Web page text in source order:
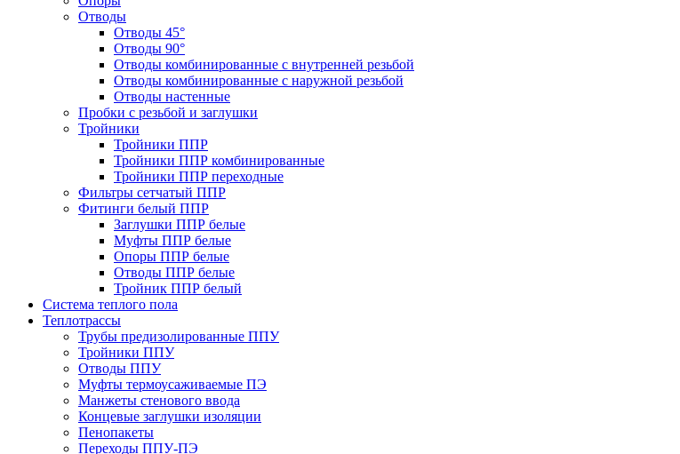
Отводы
Отводы 45°
Отводы 90°
Отводы комбинированные с внутренней резьбой
Отводы комбинированные с наружной резьбой
Отводы настенные
Пробки с резьбой и заглушки
Тройники
Тройники ППР
Тройники ППР комбинированные
Тройники ППР переходные
Фильтры сетчатый ППР
Фитинги белый ППР
Заглушки ППР белые
Муфты ППР белые
Опоры ППР белые
Отводы ППР белые
Тройник ППР белый
Система теплого пола
Теплотрассы
Трубы предизолированные ППУ
Тройники ППУ
Отводы ППУ
Муфты термоусаживаемые ПЭ
Манжеты стенового ввода
Концевые заглушки изоляции
Пенопакеты
Переходы ППУ-ПЭ